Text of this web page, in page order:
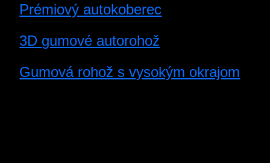
Prémiový autokoberec
3D gumové autorohož
Gumová rohož s vysokým okrajom